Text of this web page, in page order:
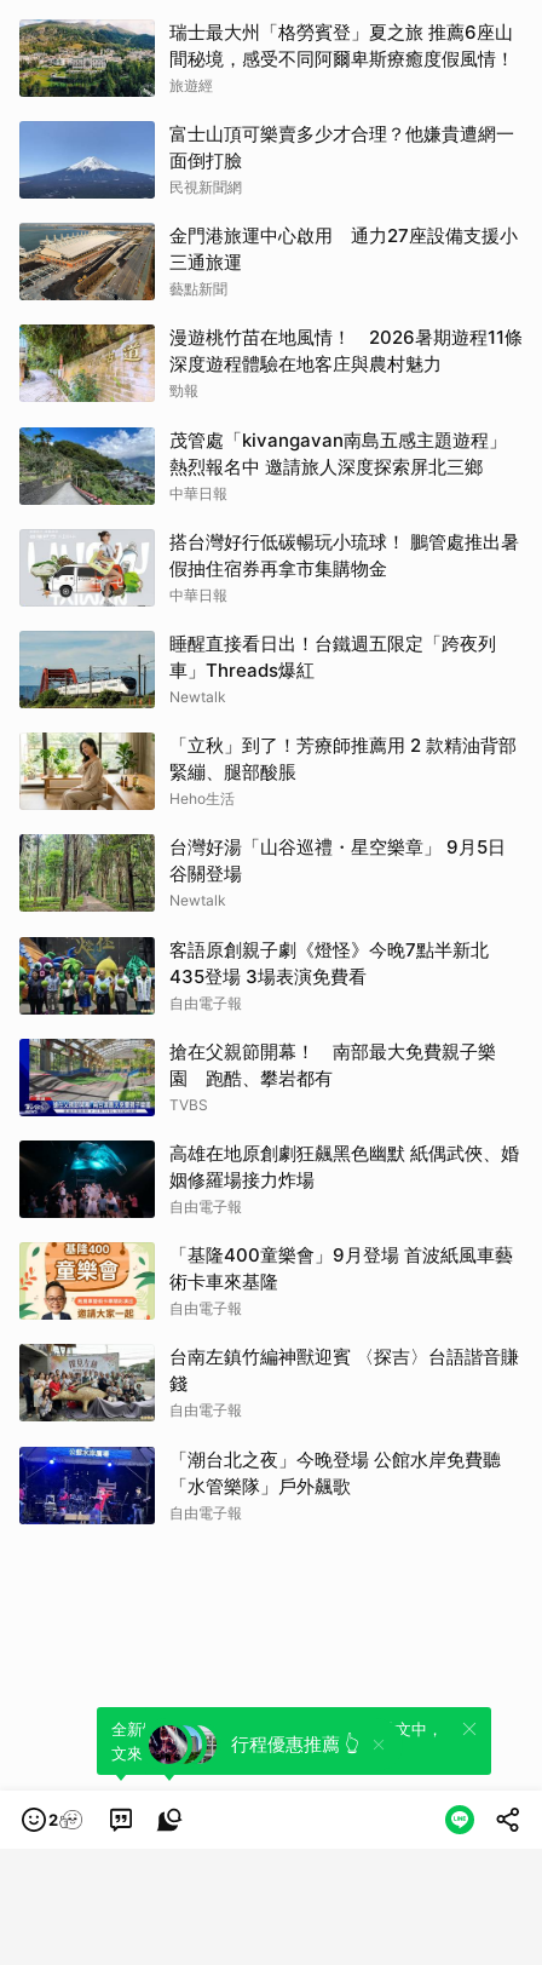
瑞士最大州「格勞賓登」夏之旅 推薦6座山
間秘境，感受不同阿爾卑斯療癒度假風情！
旅遊經
富士山頂可樂賣多少才合理？他嫌貴遭網一
面倒打臉
民視新聞網
金門港旅運中心啟用 通力27座設備支援小
三通旅運
藝點新聞
漫遊桃竹苗在地風情！ 2026暑期遊程11條
深度遊程體驗在地客庄與農村魅力
勁報
茂管處「kivangavan南島五感主題遊程」
熱烈報名中 邀請旅人深度探索屏北三鄉
中華日報
搭台灣好行低碳暢玩小琉球！ 鵬管處推出暑
假抽住宿券再拿市集購物金
中華日報
睡醒直接看日出！台鐵週五限定「跨夜列
車」Threads爆紅
Newtalk
「立秋」到了！芳療師推薦用 2 款精油背部
緊繃、腿部酸脹
Heho生活
台灣好湯「山谷巡禮・星空樂章」 9月5日
谷關登場
Newtalk
客語原創親子劇《燈怪》今晚7點半新北
435登場 3場表演免費看
自由電子報
搶在父親節開幕！ 南部最大免費親子樂
園 跑酷、攀岩都有
TVBS
高雄在地原創劇狂飆黑色幽默 紙偶武俠、婚
姻修羅場接力炸場
自由電子報
「基隆400童樂會」9月登場 首波紙風車藝
術卡車來基隆
自由電子報
台南左鎮竹編神獸迎賓 〈探吉〉台語諧音賺
錢
自由電子報
「潮台北之夜」今晚登場 公館水岸免費聽
「水管樂隊」戶外飆歌
自由電子報
行程優惠推薦 👆
2
全新體驗！一鍵引用此內容，透過發布貼
文來輕鬆表達個人立場。
可以轉發或引用此內容至自己的貼文中，
來發表您的評論或觀點。